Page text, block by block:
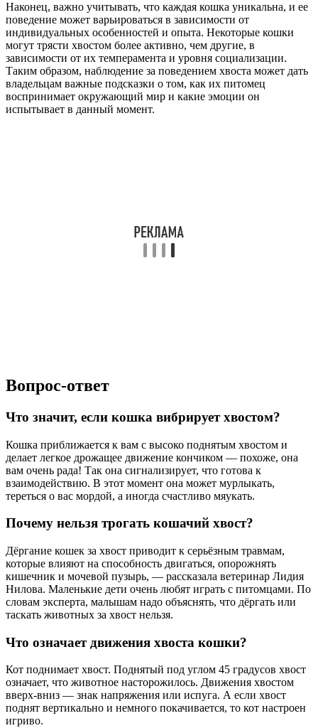
Наконец, важно учитывать, что каждая кошка уникальна, и ее
поведение может варьироваться в зависимости от
индивидуальных особенностей и опыта. Некоторые кошки
могут трясти хвостом более активно, чем другие, в
зависимости от их темперамента и уровня социализации.
Таким образом, наблюдение за поведением хвоста может дать
владельцам важные подсказки о том, как их питомец
воспринимает окружающий мир и какие эмоции он
испытывает в данный момент.
Вопрос-ответ
Что значит, если кошка вибрирует хвостом?
Кошка приближается к вам с высоко поднятым хвостом и
делает легкое дрожащее движение кончиком — похоже, она
вам очень рада! Так она сигнализирует, что готова к
взаимодействию. В этот момент она может мурлыкать,
тереться о вас мордой, а иногда счастливо мяукать.
Почему нельзя трогать кошачий хвост?
Дёргание кошек за хвост приводит к серьёзным травмам,
которые влияют на способность двигаться, опорожнять
кишечник и мочевой пузырь, — рассказала ветеринар Лидия
Нилова. Маленькие дети очень любят играть с питомцами. По
словам эксперта, малышам надо объяснять, что дёргать или
таскать животных за хвост нельзя.
Что означает движения хвоста кошки?
Кот поднимает хвост. Поднятый под углом 45 градусов хвост
означает, что животное насторожилось. Движения хвостом
вверх-вниз — знак напряжения или испуга. А если хвост
поднят вертикально и немного покачивается, то кот настроен
игриво.